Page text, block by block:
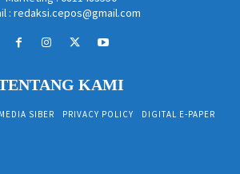
: redaksi.cepos@gmail.com
KAMI
SIBER PRIVACY POLICY DIGITAL E-PAPER